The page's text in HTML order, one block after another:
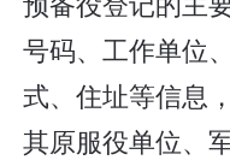
号码、工作单位
式、住址等信息
其原服役单位、